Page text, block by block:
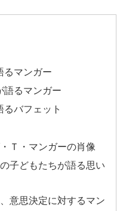
マンガー
るマンガー
バフェット
Ｔ・マンガーの肖像
子どもたちが語る思い
意思決定に対するマン